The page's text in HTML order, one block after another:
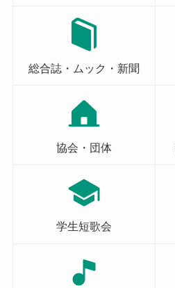
総合誌・ムック・新聞
協会・団体
学生短歌会